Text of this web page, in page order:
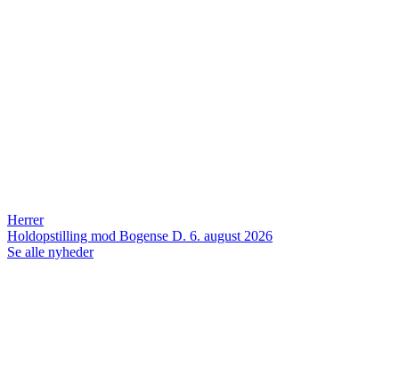
Herrer
Holdopstilling mod Bogense D. 6. august 2026
Se alle nyheder